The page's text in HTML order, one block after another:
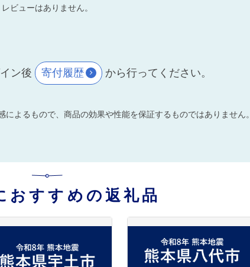
レビューはありません。
ン後 寄付履歴 から行ってください。
よるもので、商品の効果や性能を保証するものではありません。
おすすめの返礼品